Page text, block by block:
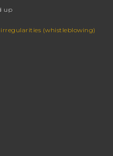
up
(whistleblowing)